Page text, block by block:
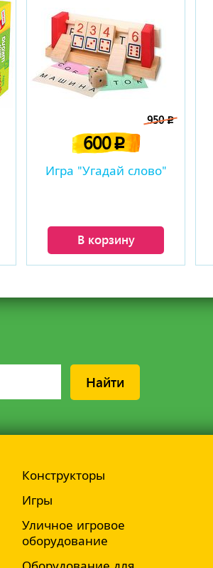
950p
600p
Игра "Угадай слово"
В корзину
Найти
Конструкторы
Игры
Уличное игровое
оборудование